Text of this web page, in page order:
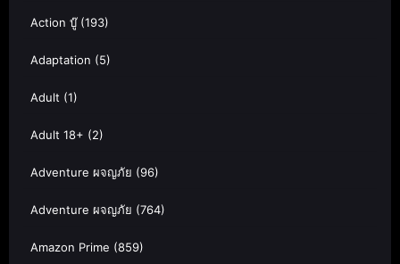
Action บู๊(193)
Adaptation (5)
Adult (1)
Adult 18+ (2)
Adventure ผจญภัย (96)
Adventure ผจญภัย (764)
Amazon Prime (859)